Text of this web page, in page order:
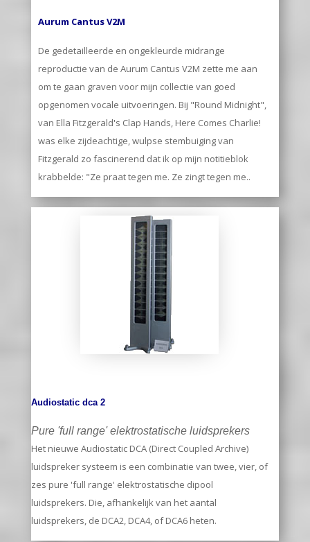
Aurum Cantus V2M
De gedetailleerde en ongekleurde midrange
reproductie van de Aurum Cantus V2M zette me aan
om te gaan graven voor mijn collectie van goed
opgenomen vocale uitvoeringen. Bij "Round Midnight",
van Ella Fitzgerald's Clap Hands, Here Comes Charlie!
was elke zijdeachtige, wulpse stembuiging van
Fitzgerald zo fascinerend dat ik op mijn notitieblok
krabbelde: "Ze praat tegen me. Ze zingt tegen me..
Audiostatic dca 2
Pure 'full range' elektrostatische luidsprekers
Het nieuwe Audiostatic DCA (Direct Coupled Archive)
luidspreker systeem is een combinatie van twee, vier, of
zes pure 'full range' elektrostatische dipool
luidsprekers. Die, afhankelijk van het aantal
luidsprekers, de DCA2, DCA4, of DCA6 heten.